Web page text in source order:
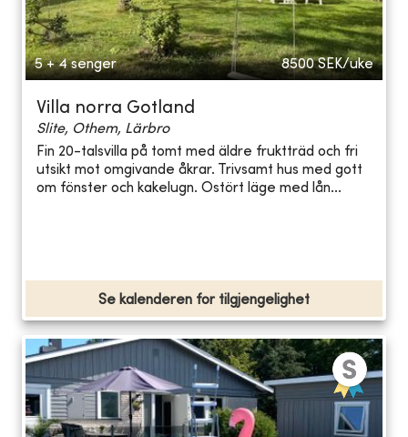
5 + 4 senger 8500 SEK/uke
Villa norra Gotland
Slite, Othem, Lärbro
Fin 20-talsvilla på tomt med äldre fruktträd och fri
utsikt mot omgivande åkrar. Trivsamt hus med gott
om fönster och kakelugn. Ostört läge med lån...
Se kalenderen for tilgjengelighet